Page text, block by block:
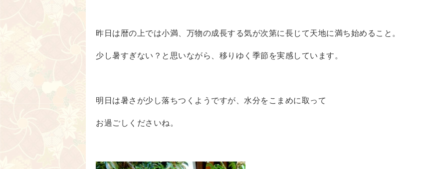
昨日は暦の上では小満、万物の成長する気が次第に長じて天地に満ち始めること。
少し暑すぎない？と思いながら、移りゆく季節を実感しています。
明日は暑さが少し落ちつくようですが、水分をこまめに取って
お過ごしくださいね。